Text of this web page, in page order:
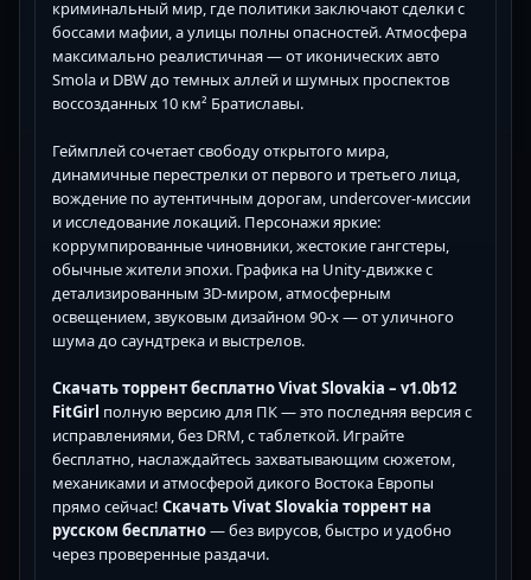
криминальный мир, где политики заключают сделки с
боссами мафии, а улицы полны опасностей. Атмосфера
максимально реалистичная — от иконических авто
Smola и DBW до темных аллей и шумных проспектов
воссозданных 10 км² Братиславы.
Геймплей сочетает свободу открытого мира,
динамичные перестрелки от первого и третьего лица,
вождение по аутентичным дорогам, undercover-миссии
и исследование локаций. Персонажи яркие:
коррумпированные чиновники, жестокие гангстеры,
обычные жители эпохи. Графика на Unity-движке с
детализированным 3D-миром, атмосферным
освещением, звуковым дизайном 90-х — от уличного
шума до саундтрека и выстрелов.
Скачать торрент бесплатно Vivat Slovakia – v1.0b12
FitGirl полную версию для ПК — это последняя версия с
исправлениями, без DRM, с таблеткой. Играйте
бесплатно, наслаждайтесь захватывающим сюжетом,
механиками и атмосферой дикого Востока Европы
прямо сейчас! Скачать Vivat Slovakia торрент на
русском бесплатно— без вирусов, быстро и удобно
через проверенные раздачи.